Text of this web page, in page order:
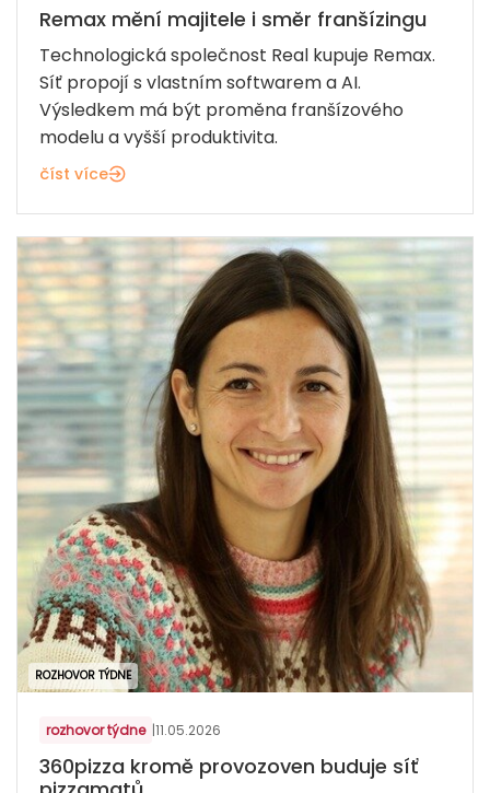
Remax mění majitele i směr franšízingu
Technologická společnost Real kupuje Remax.
Síť propojí s vlastním softwarem a AI.
Výsledkem má být proměna franšízového
modelu a vyšší produktivita.
číst více
ROZHOVOR TÝDNE
rozhovor týdne |11.05.2026
360pizza kromě provozoven buduje síť